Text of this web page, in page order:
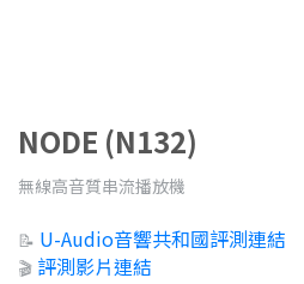
NODE (N132)
無線高音質串流播放機
📝 U-Audio音響共和國評測連結
🎬 評測影片連結